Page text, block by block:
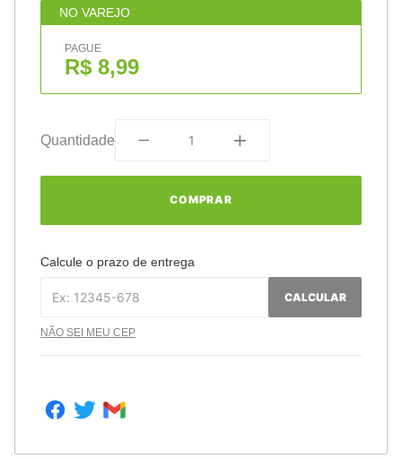
NO VAREJO
PAGUE
R$ 8,99
Quantidade
COMPRAR
Calcule o prazo de entrega
CALCULAR
NÃO SEI MEU CEP